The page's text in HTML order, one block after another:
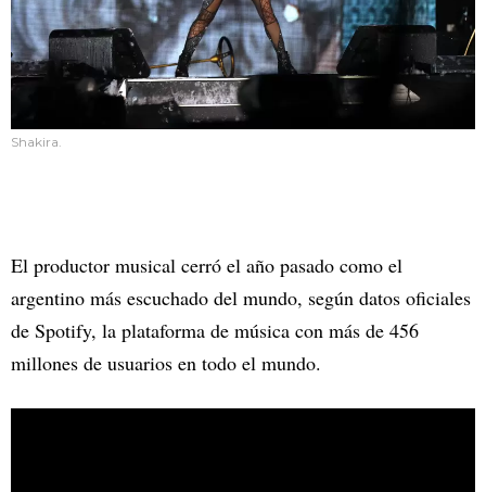
Shakira.
El productor musical cerró el año pasado como el
argentino más escuchado del mundo, según datos oficiales
de Spotify, la plataforma de música con más de 456
millones de usuarios en todo el mundo.